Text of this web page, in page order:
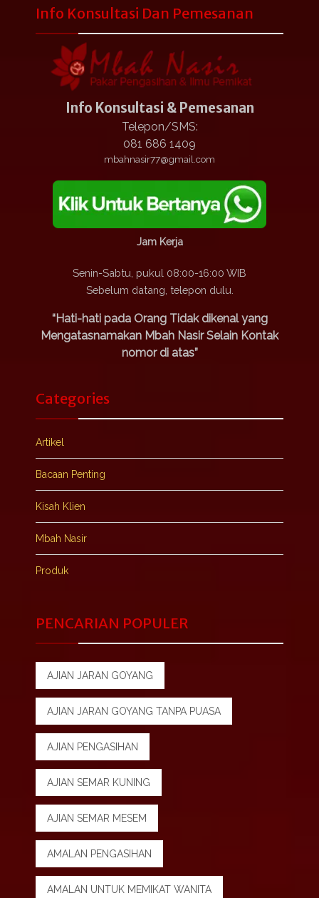
Info Konsultasi Dan Pemesanan
Info Konsultasi & Pemesanan
Telepon/SMS:
081 686 1409
mbahnasir77@gmail.com
Jam Kerja
Senin-Sabtu, pukul 08:00-16:00 WIB
Sebelum datang, telepon dulu.
“Hati-hati pada Orang Tidak dikenal yang
Mengatasnamakan Mbah Nasir Selain Kontak
nomor di atas”
Categories
Artikel
Bacaan Penting
Kisah Klien
Mbah Nasir
Produk
PENCARIAN POPULER
AJIAN JARAN GOYANG
AJIAN JARAN GOYANG TANPA PUASA
AJIAN PENGASIHAN
AJIAN SEMAR KUNING
AJIAN SEMAR MESEM
AMALAN PENGASIHAN
AMALAN UNTUK MEMIKAT WANITA